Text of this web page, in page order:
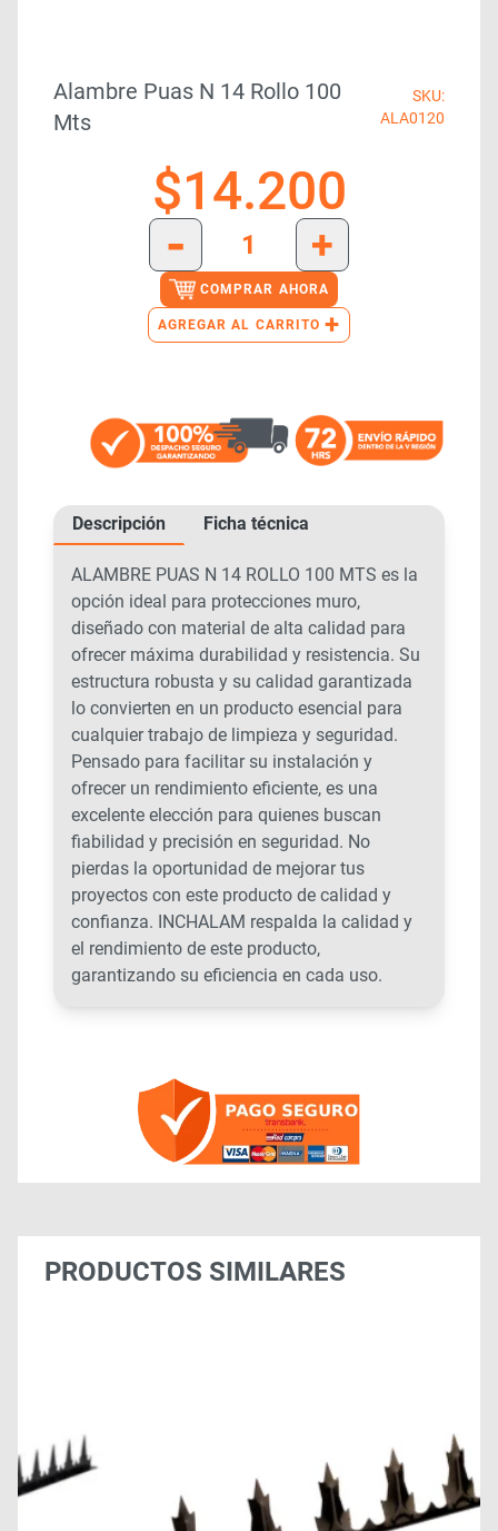
Alambre Puas N 14 Rollo 100
Mts
SKU:
ALA0120
$14.200
-
+
COMPRAR AHORA
AGREGAR AL CARRITO +
Descripción Ficha técnica
ALAMBRE PUAS N 14 ROLLO 100 MTS es la
opción ideal para protecciones muro,
diseñado con material de alta calidad para
ofrecer máxima durabilidad y resistencia. Su
estructura robusta y su calidad garantizada
lo convierten en un producto esencial para
cualquier trabajo de limpieza y seguridad.
Pensado para facilitar su instalación y
ofrecer un rendimiento eficiente, es una
excelente elección para quienes buscan
fiabilidad y precisión en seguridad. No
pierdas la oportunidad de mejorar tus
proyectos con este producto de calidad y
confianza. INCHALAM respalda la calidad y
el rendimiento de este producto,
garantizando su eficiencia en cada uso.
PRODUCTOS SIMILARES